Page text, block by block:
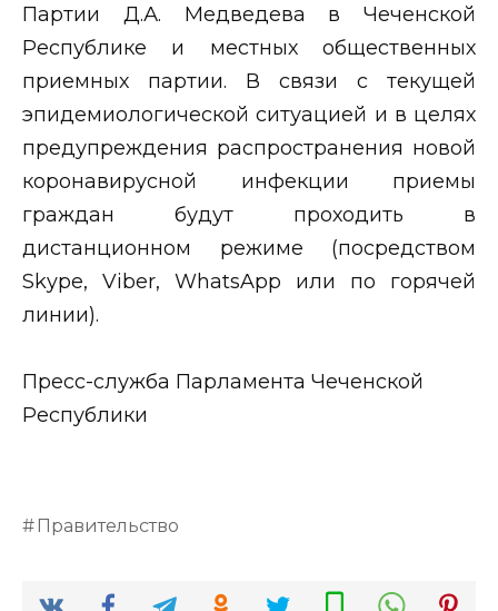
Партии Д.А. Медведева в Чеченской
Республике и местных общественных
приемных партии. В связи с текущей
эпидемиологической ситуацией и в целях
предупреждения распространения новой
коронавирусной инфекции приемы
граждан будут проходить в
дистанционном режиме (посредством
Skype, Viber, WhatsApp или по горячей
линии).
Пресс-служба Парламента Чеченской
Республики
Правительство